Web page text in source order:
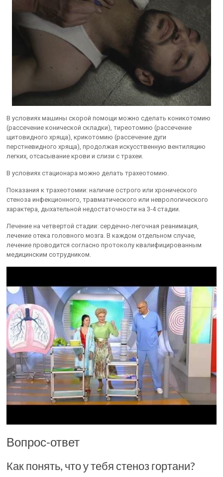
В условиях машины скорой помощи можно сделать коникотомию
(рассечение конической складки), тиреотомию (рассечение
щитовидного хряща), крикотомию (рассечение дуги
перстневидного хряща), продолжая искусственную вентиляцию
легких, отсасывание крови и слизи с трахеи.
В условиях стационара можно делать трахеотомию.
Показания к трахеотомии: наличие острого или хронического
стеноза инфекционного, травматического или неврологического
характера, дыхательной недостаточности на 3-4 стадии.
Лечение на четвертой стадии: сердечно-легочная реанимация,
лечение отека головного мозга. В каждом отдельном случае,
лечение проводится согласно протоколу квалифицированным
медицинским сотрудником.
Вопрос-ответ
Как понять, что у тебя стеноз гортани?